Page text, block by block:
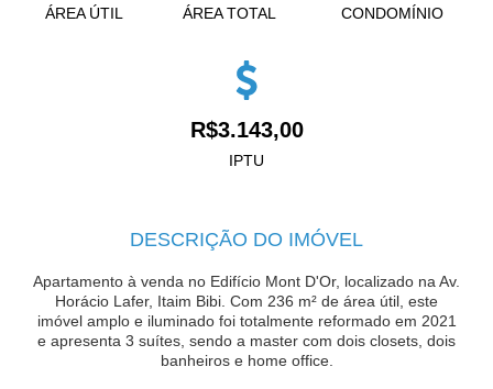
ÁREA ÚTIL ÁREA TOTAL CONDOMÍNIO
R$3.143,00
IPTU
DESCRIÇÃO DO IMÓVEL
Apartamento à venda no Edifício Mont D'Or, localizado na Av.
Horácio Lafer, Itaim Bibi. Com 236 m² de área útil, este
imóvel amplo e iluminado foi totalmente reformado em 2021
e apresenta 3 suítes, sendo a master com dois closets, dois
banheiros e home office.